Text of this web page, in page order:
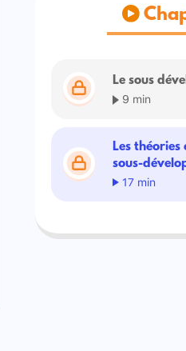
Le sous
9 min
Les
sous-
17 min